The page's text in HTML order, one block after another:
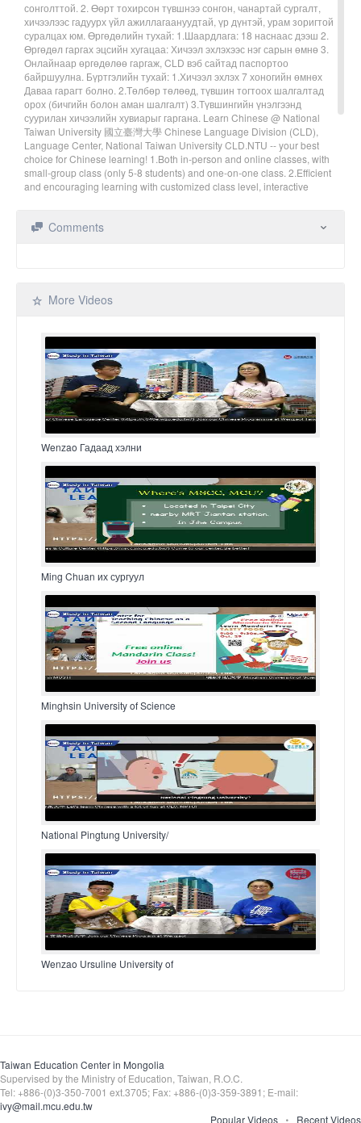
сонголттой. 2. Өөрт тохирсон түвшнээ сонгон, чанартай сургалт,
хичээлээс гадуурх үйл ажиллагаануудтай, үр дүнтэй, урам зоригтой
суралцах юм. Өргөдөлийн тухай: 1.Шаардлага: 18 наснаас дээш 2.
Өргөдөл гаргах эцсийн хугацаа: Хичээл эхлэхээс нэг сарын өмнө 3.
Онлайнаар өргөдөлөө гаргаж, CLD вэб сайтад паспортоо
байршуулна. Бүртгэлийн тухай: 1.Хичээл эхлэх 7 хоногийн өмнөх
Даваа гарагт болно. 2.Төлбөр төлөөд, түвшин тогтоох шалгалтад
орох (бичгийн болон аман шалгалт) 3.Түвшингийн үнэлгээнд
суурилан хичээлийн хувиарыг гаргана. Learn Chinese @ National
Taiwan University 國立臺灣大學 Chinese Language Division (CLD),
Language Center, National Taiwan University CLD.NTU -- your best
choice for Chinese learning! 1.Both in-person and online classes, with
small-group class (only 5-8 students) and one-on-one class. 2.Efficient
and encouraging learning with customized class level, interactive
course starts 3.Online application and upload passport on CLD
Email: cld222@ntu.edu.tw Tel: +886-(0)2-3366-3417
Comments
More Videos
Wenzao Гадаад хэлни
Ming Chuan их сургуул
Minghsin University of Science
National Pingtung University/
Wenzao Ursuline University of
Taiwan Education Center in Mongolia
Supervised by the Ministry of Education, Taiwan, R.O.C.
Tel: +886-(0)3-350-7001 ext.3705; Fax: +886-(0)3-359-3891; E-mail:
ivy@mail.mcu.edu.tw
Popular Videos
Recent Videos